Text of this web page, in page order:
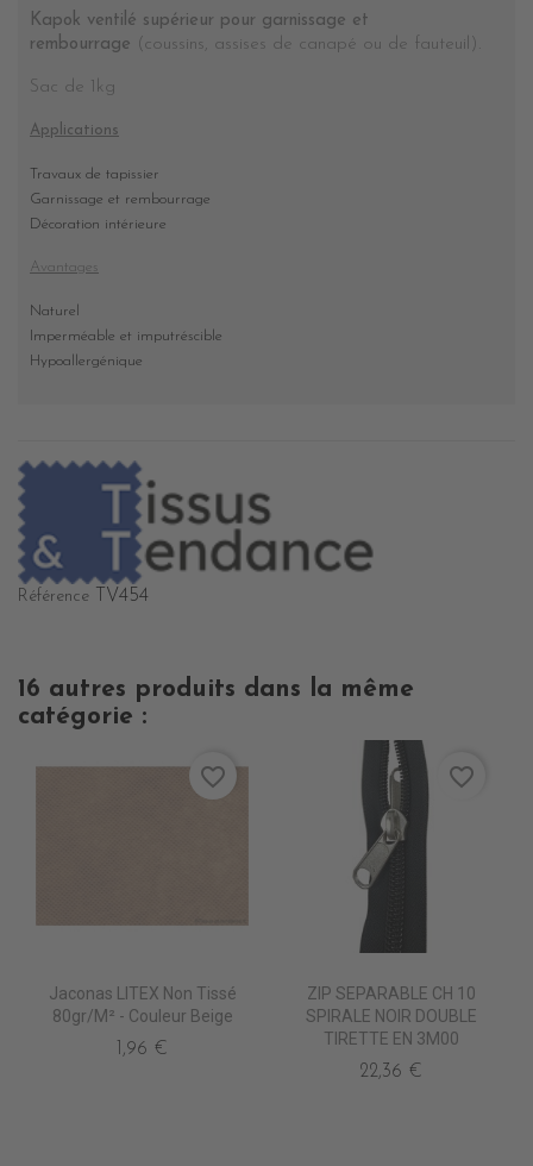
Kapok ventilé supérieur pour garnissage et
rembourrage (coussins, assises de canapé ou de fauteuil).
Sac de 1kg
Applications
Travaux de tapissier
Garnissage et rembourrage
Décoration intérieure
Avantages
Naturel
Imperméable et imputréscible
Hypoallergénique
Référence TV454
16 autres produits dans la même
catégorie :
Jaconas LITEX Non Tissé
80gr/m² - Couleur Beige
1,96 €
favorite_border
ZIP SEPARABLE CH 10
SPIRALE NOIR DOUBLE
TIRETTE EN 3M00
22,36 €
favorite_border